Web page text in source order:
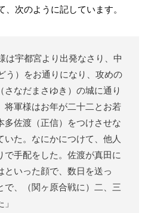
、次のように記しています。
は宇都宮より出発なさり、中
う）をお通りになり、攻めの
さなだまさゆき）の城に通り
将軍様はお年が二十二とお若
多佐渡（正信）をつけさせな
いた。なにかにつけて、他人
で手配をした。佐渡が真田に
といった顔で、数日を送っ
で、（関ヶ原合戦に）二、三